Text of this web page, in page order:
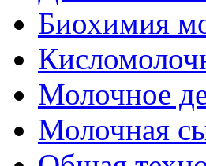
Биохимия
Молочное
Молочная